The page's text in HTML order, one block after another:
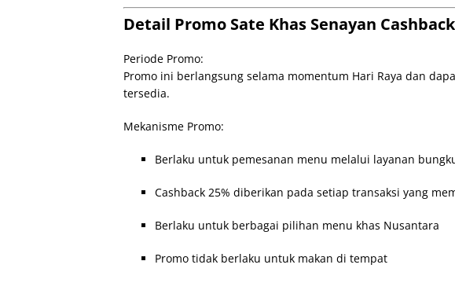
Detail Promo Sate Khas Senayan
Periode Promo:
Promo ini berlangsung selama momentum Hari Raya dan
tersedia.
Mekanisme Promo:
Berlaku untuk pemesanan menu melalui layanan
Cashback 25% diberikan pada setiap transaksi yang
Berlaku untuk berbagai pilihan menu khas Nusantara
Promo tidak berlaku untuk makan di tempat